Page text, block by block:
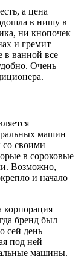
а цена
в нишу в
ни кнопочек
и гремит
в ванной все
Очень
машин
своими
в сороковые
Возможно,
и начало
корпорация
бренд был
сей день
под ней
машины.